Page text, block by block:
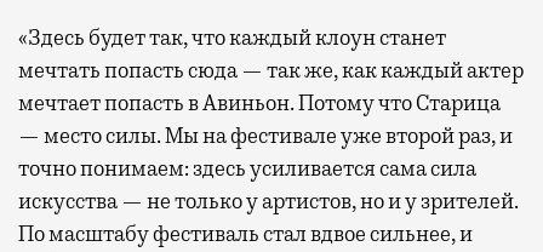
«Здесь будет так, что каждый клоун станет
мечтать попасть сюда — так же, как каждый актер
мечтает попасть в Авиньон. Потому что Старица
— место силы. Мы на фестивале уже второй раз, и
точно понимаем: здесь усиливается сама сила
искусства — не только у артистов, но и у зрителей.
По масштабу фестиваль стал вдвое сильнее, и